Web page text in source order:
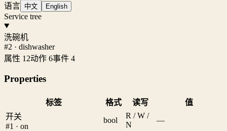
语言 中文 English
Service tree
洗碗机
#2 · dishwasher
属性 12动作 6事件 4
Properties
标签 格式 读写
值
开关
#1 · on
bool
R / W /
N
—